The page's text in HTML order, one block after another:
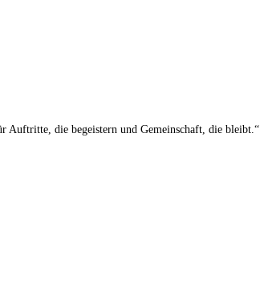
Auftritte, die begeistern und Gemeinschaft, die bleibt.“